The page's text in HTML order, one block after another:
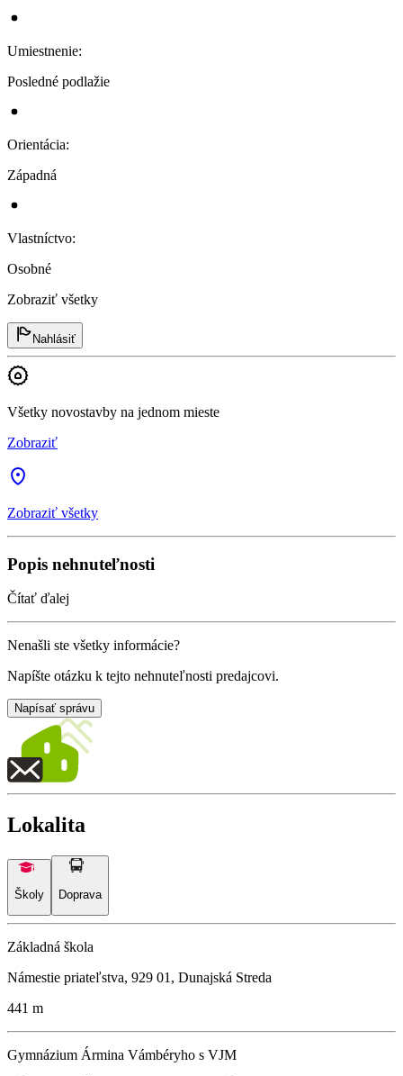
Umiestnenie:
Posledné podlažie
Orientácia:
Západná
Vlastníctvo:
Osobné
Zobraziť všetky
Nahlásiť
Všetky novostavby na jednom mieste
Zobraziť
Zobraziť všetky
Popis nehnuteľnosti
Čítať ďalej
Nenašli ste všetky informácie?
Napíšte otázku k tejto nehnuteľnosti predajcovi.
Napísať správu
Lokalita
Školy Doprava
Základná škola
Námestie priateľstva, 929 01, Dunajská Streda
441 m
Gymnázium Ármina Vámbéryho s VJM